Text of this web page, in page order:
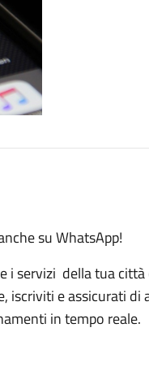
su WhatsApp!
i servizi della tua città
iscriviti e assicurati di
in tempo reale.